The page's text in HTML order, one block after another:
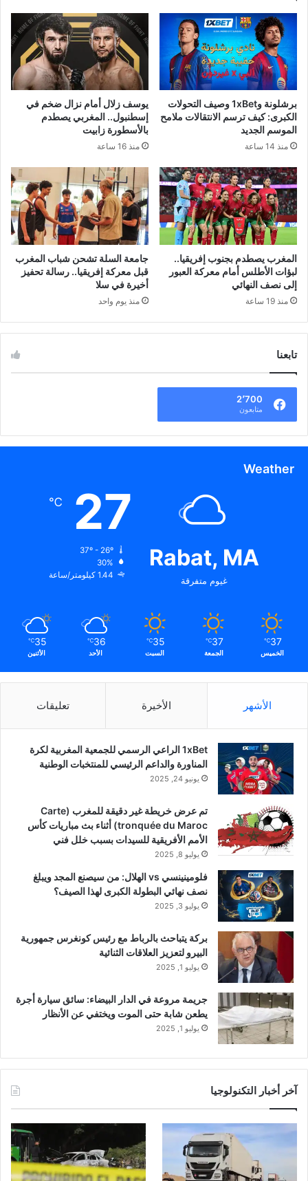
برشلونة و1xBet وصيف التحولات
الكبرى: كيف ترسم الانتقالات ملامح
الموسم الجديد
منذ 14 ساعة
يوسف زلال أمام نزال ضخم في
إسطنبول.. المغربي يصطدم
بالأسطورة زابيت
منذ 16 ساعة
المغرب يصطدم بجنوب إفريقيا..
لبؤات الأطلس أمام معركة العبور
إلى نصف النهائي
منذ 19 ساعة
جامعة السلة تشحن شباب المغرب
قبل معركة إفريقيا.. رسالة تحفيز
أخيرة في سلا
منذ يوم واحد
تابعنا
2٬700
متابعون
Weather
Rabat, MA
غيوم متفرقة
27
℃
30%
1.44 كيلومتر/ساعة
37
℃
الخميس
37
℃
الجمعة
35
℃
السبت
36
℃
الأحد
35
℃
الأثنين
الأشهر الأخيرة تعليقات
1xBet الراعي الرسمي للجمعية المغربية لكرة
المناورة والداعم الرئيسي للمنتخبات الوطنية
يونيو 24, 2025
تم عرض خريطة غير دقيقة للمغرب (Carte
tronquée du Maroc) أثناء بث مباريات كأس
الأمم الأفريقية للسيدات بسبب خلل فني
يوليو 8, 2025
فلومينينسي vs الهلال: من سيصنع المجد ويبلغ
نصف نهائي البطولة الكبرى لهذا الصيف؟
يوليو 3, 2025
بركة يتباحث بالرباط مع رئيس كونغرس جمهورية
البيرو لتعزيز العلاقات الثنائية
يوليو 1, 2025
جريمة مروعة في الدار البيضاء: سائق سيارة أجرة
يطعن شابة حتى الموت ويختفي عن الأنظار
يوليو 1, 2025
آخر أخبار التكنولوجيا